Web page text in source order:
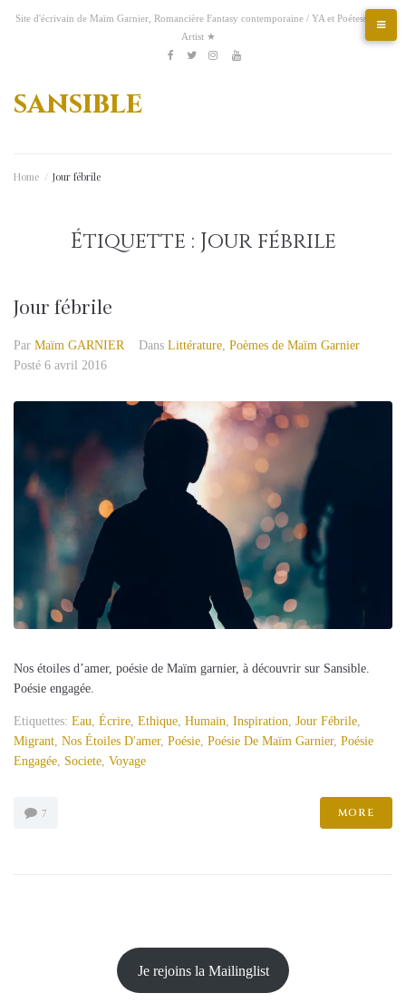
Site d'écrivain de Maïm Garnier, Romancière Fantasy contemporaine / YA et Poétesse &
Artist ★
Etsy
sansible
Home / Jour fébrile
Étiquette : Jour fébrile
Jour fébrile
Par Maïm GARNIER Dans Littérature, Poèmes de Maïm Garnier
Posté 6 avril 2016
Nos étoiles d’amer, poésie de Maïm garnier, à découvrir sur Sansible.
Poésie engagée.
Etiquettes: Eau, Écrire, Ethique, Humain, Inspiration, Jour Fébrile,
Migrant, Nos Étoiles D'amer, Poésie, Poésie De Maïm Garnier, Poésie
Engagée, Societe, Voyage
7 MORE
Je rejoins la Mailinglist